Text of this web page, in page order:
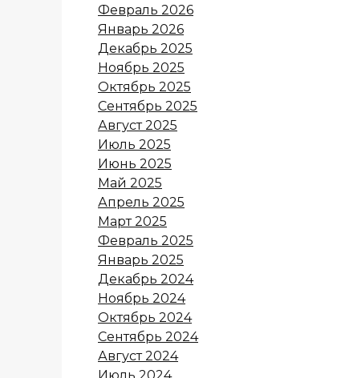
Февраль 2026
Январь 2026
Декабрь 2025
Ноябрь 2025
Октябрь 2025
Сентябрь 2025
Август 2025
Июль 2025
Июнь 2025
Май 2025
Апрель 2025
Март 2025
Февраль 2025
Январь 2025
Декабрь 2024
Ноябрь 2024
Октябрь 2024
Сентябрь 2024
Август 2024